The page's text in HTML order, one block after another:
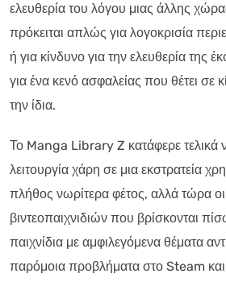
ελευθερία του λόγου μιας άλλης
πρόκειται απλώς για λογοκρισία
ή για κίνδυνο για την ελευθερία της
για ένα κενό ασφαλείας που θέτει σε
την ίδια.
Το Manga Library Z κατάφερε τελικά
λειτουργία χάρη σε μια εκστρατεία
πλήθος νωρίτερα φέτος, αλλά τώρα
βιντεοπαιχνιδιών που βρίσκονται
παιχνίδια με αμφιλεγόμενα θέματα
παρόμοια προβλήματα στο Steam